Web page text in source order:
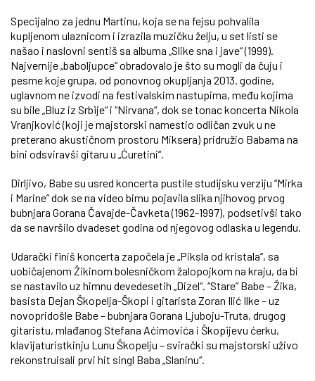
Specijalno za jednu Martinu, koja se na fejsu pohvalila
kupljenom ulaznicom i izrazila muzičku želju, u set listi se
našao i naslovni sentiš sa albuma „Slike sna i jave“ (1999).
Najvernije „baboljupce“ obradovalo je što su mogli da čuju i
pesme koje grupa, od ponovnog okupljanja 2013. godine,
uglavnom ne izvodi na festivalskim nastupima, među kojima
su bile „Bluz iz Srbije“ i “Nirvana“, dok se tonac koncerta Nikola
Vranjković (koji je majstorski namestio odličan zvuk u ne
preterano akustičnom prostoru Miksera) pridružio Babama na
bini odsviravši gitaru u „Ćuretini“.
Dirljivo, Babe su usred koncerta pustile studijsku verziju “Mirka
i Marine” dok se na video bimu pojavila slika njihovog prvog
bubnjara Gorana Čavajde-Čavketa (1962-1997), podsetivši tako
da se navršilo dvadeset godina od njegovog odlaska u legendu.
Udarački finiš koncerta započela je „Piksla od kristala“, sa
uobičajenom Žikinom bolesničkom žalopojkom na kraju, da bi
se nastavilo uz himnu devedesetih „Dizel“. “Stare” Babe – Žika,
basista Dejan Škopelja-Škopi i gitarista Zoran Ilić Ilke – uz
novopridošle Babe – bubnjara Gorana Ljuboju-Truta, drugog
gitaristu, mlađanog Stefana Aćimovića i Škopijevu ćerku,
klavijaturistkinju Lunu Škopelju – svirački su majstorski uživo
rekonstruisali prvi hit singl Baba „Slaninu“.